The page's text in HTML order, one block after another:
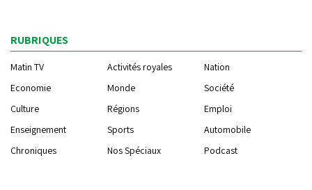
RUBRIQUES
Matin TV Activités royales
Nation
Economie
Monde
Société
Culture
Régions
Emploi
Enseignement
Sports
Automobile
Chroniques
Nos Spéciaux Podcast